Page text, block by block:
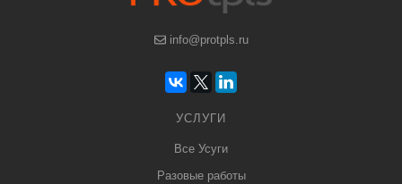
info@protpls.ru
УСЛУГИ
Все Усуги
Разовые работы